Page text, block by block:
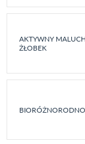
AKTYWNY
ŻŁOBEK